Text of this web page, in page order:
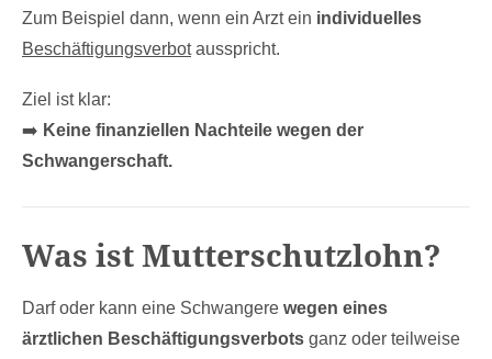
Zum Beispiel dann, wenn ein Arzt ein individuelles
Beschäftigungsverbotausspricht.
Ziel ist klar:
➡️ Keine finanziellen Nachteile wegen der
Schwangerschaft.
Was ist Mutterschutzlohn?
Darf oder kann eine Schwangere wegen eines
ärztlichen Beschäftigungsverbots ganz oder teilweise